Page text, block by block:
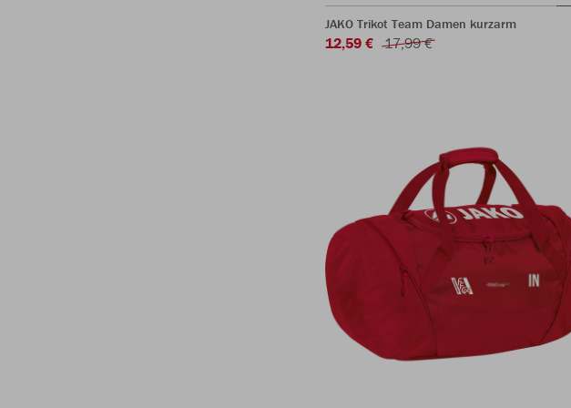
JAKO Trikot Team Damen kurzarm
12,59 € 17,99 €